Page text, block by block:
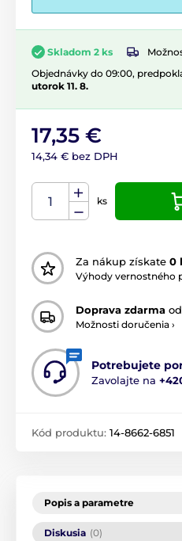
Skladom 2 ks
Objednávky do 09:00,
utorok 11. 8.
17,35 €
14,34 € bez DPH
ks
Za nákup získate 0
Výhody vernostného
Doprava zdarma od
Možnosti doručenia ›
Potrebujete
Zavolajte na
Kód produktu: 14-8662-6851
Popis a parametre
Diskusia (0)